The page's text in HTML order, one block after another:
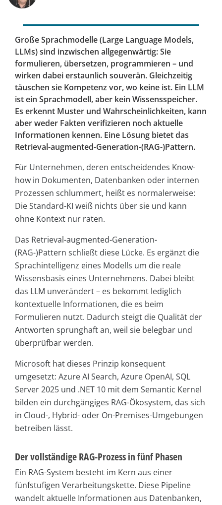
Große Sprachmodelle (Large Language Models,
LLMs) sind inzwischen allgegenwärtig: Sie
formulieren, übersetzen, programmieren – und
wirken dabei erstaunlich souverän. Gleichzeitig
täuschen sie Kompetenz vor, wo keine ist. Ein LLM
ist ein Sprachmodell, aber kein Wissensspeicher.
Es erkennt Muster und Wahrscheinlichkeiten, kann
aber weder Fakten verifizieren noch aktuelle
Informationen kennen. Eine Lösung bietet das
Retrieval-augmented-Generation-(RAG-)Pattern.
Für Unternehmen, deren entscheidendes Know-
how in Dokumenten, Datenbanken oder internen
Prozessen schlummert, heißt es normalerweise:
Die Standard-KI weiß nichts über sie und kann
ohne Kontext nur raten.
Das Retrieval-augmented-Generation-
(RAG-)Pattern schließt diese Lücke. Es ergänzt die
Sprachintelligenz eines Modells um die reale
Wissensbasis eines Unternehmens. Dabei bleibt
das LLM unverändert – es bekommt lediglich
kontextuelle Informationen, die es beim
Formulieren nutzt. Dadurch steigt die Qualität der
Antworten sprunghaft an, weil sie belegbar und
überprüfbar werden.
Microsoft hat dieses Prinzip konsequent
umgesetzt: Azure AI Search, Azure OpenAI, SQL
Server 2025 und .NET 10 mit dem Semantic Kernel
bilden ein durchgängiges RAG-Ökosystem, das sich
in Cloud-, Hybrid- oder On-Premises-Umgebungen
betreiben lässt.
Der vollständige RAG-Prozess in fünf Phasen
Ein RAG-System besteht im Kern aus einer
fünfstufigen Verarbeitungskette. Diese Pipeline
wandelt aktuelle Informationen aus Datenbanken,